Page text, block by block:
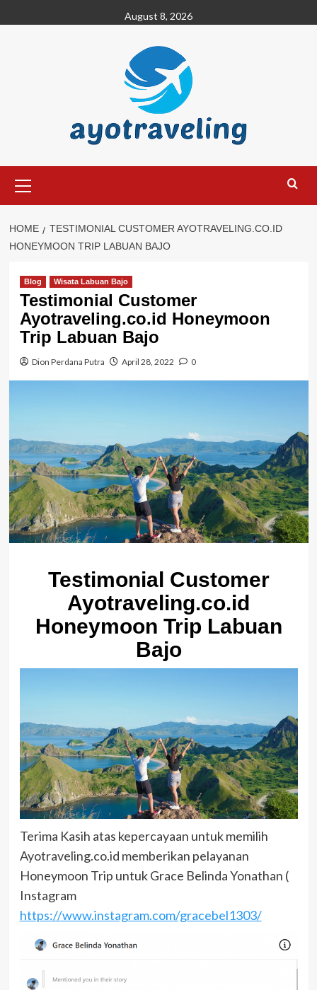
to
August 8, 2026
Menu
HOME
TESTIMONIAL CUSTOMER AYOTRAVELING.CO.ID
HONEYMOON TRIP LABUAN BAJO
Blog Wisata Labuan Bajo
Testimonial Customer
Ayotraveling.co.id Honeymoon
Trip Labuan Bajo
Dion Perdana Putra April 28, 2022 0
Testimonial Customer
Ayotraveling.co.id
Honeymoon Trip Labuan
Bajo
Terima Kasih atas kepercayaan untuk memilih
Ayotraveling.co.id memberikan pelayanan
Honeymoon Trip untuk Grace Belinda Yonathan (
Instagram
https://www.instagram.com/gracebel1303/